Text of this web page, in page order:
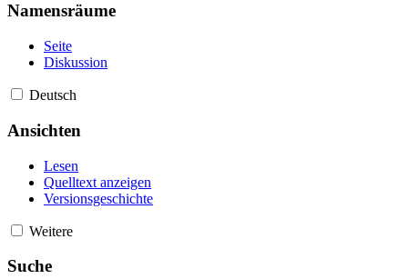
Namensräume
Seite
Diskussion
Deutsch
Ansichten
Lesen
Quelltext anzeigen
Versionsgeschichte
Weitere
Suche